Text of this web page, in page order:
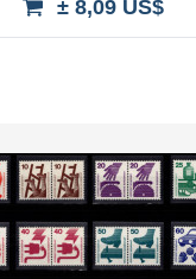
± 8,09 US$